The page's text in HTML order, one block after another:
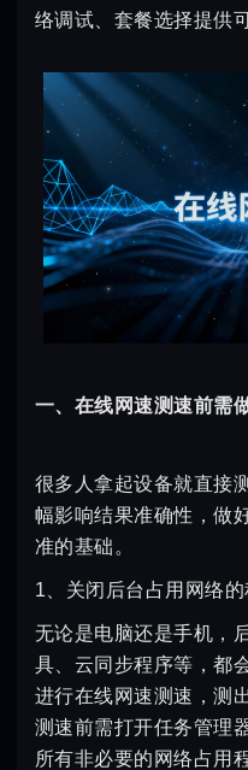
络调试、套餐选择提供
一、在线网速测速前需
很多人拿起设备就直接
幅影响结果准确性，做
准的基础。
1、关闭后台占用网络
无论是电脑还是手机，
具、云同步程序等，都
进行在线网速测速，测
测速前需打开任务管理
所有非必要的网络占用